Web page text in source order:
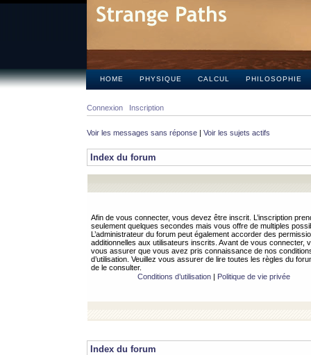
HOME PHYSIQUE CALCUL PHILOSOPHIE
Connexion Inscription
Voir les messages sans réponse | Voir les sujets actifs
Index du forum
Afin de vous connecter, vous devez être inscrit. L’inscription
seulement quelques secondes mais vous offre de multiples
L’administrateur du forum peut également accorder des
additionnelles aux utilisateurs inscrits. Avant de vous connecter,
vous assurer que vous avez pris connaissance de nos
d’utilisation. Veuillez vous assurer de lire toutes les règles du
de le consulter.
Conditions d’utilisation| Politique de vie privée
Index du forum